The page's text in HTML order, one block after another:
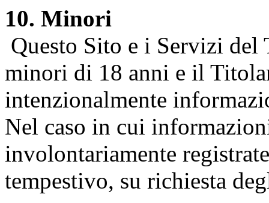
10. Minori
Questo Sito e i Servizi del
minori di 18 anni e il
intenzionalmente
Nel caso in cui
involontariamente
tempestivo, su richiesta